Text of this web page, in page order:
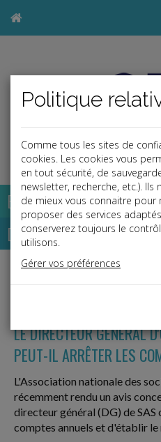
Base documentaire
Dépêches
LE DIRECTEUR GÉNÉRAL
PEUT-IL ARRÊTER LES
L'Association nationale des
récemment rendu un avis
directeur général (DG) de SAS
comptes annuels et d'établir
Comme tous les sites de
cookies. Les cookies vous
en tout sécurité, de
newsletter, recherche, etc.).
de mieux vous connaitre pour
proposer des services
conserverez toujours le
utilisons.
Gérer vos préférences